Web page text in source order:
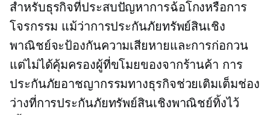
สำหรับธุรกิจที่ประสบปัญหาการฉ้อโกงหรือการ
โจรกรรม แม้ว่าการประกันภัยทรัพย์สินเชิง
พาณิชย์จะป้องกันความเสียหายและการก่อกวน
แต่ไม่ได้คุ้มครองผู้ที่ขโมยของจากร้านค้า การ
ประกันภัยอาชญากรรมทางธุรกิจช่วยเติมเต็มช่อง
ว่างที่การประกันภัยทรัพย์สินเชิงพาณิชย์ทิ้งไว้